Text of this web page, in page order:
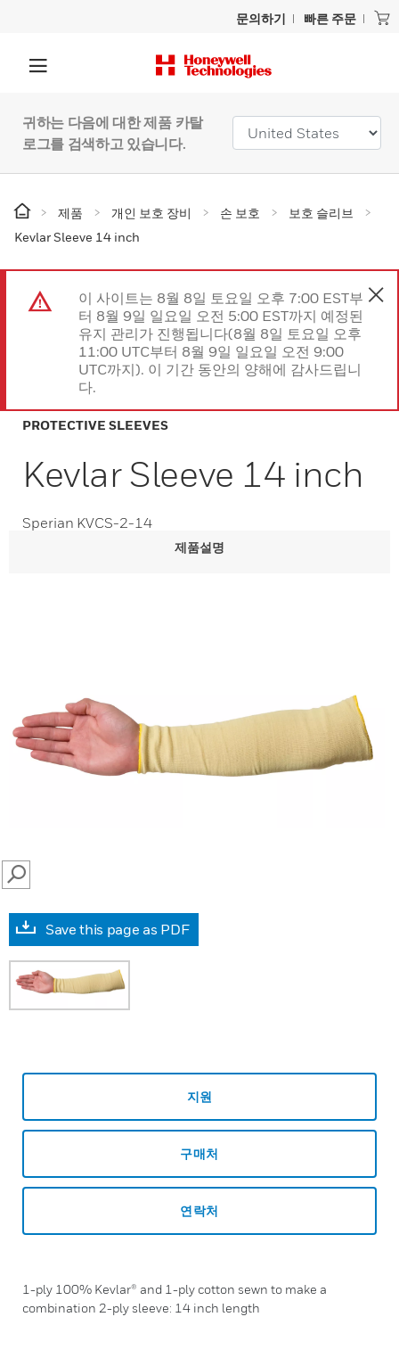
문의하기 빠른 주문
귀하는 다음에 대한 제품 카탈
로그를 검색하고 있습니다.
제품 개인 보호 장비 손 보호
보호 슬리브
Kevlar Sleeve 14 inch
이 사이트는 8월 8일 토요일 오후 7:00 EST부
터 8월 9일 일요일 오전 5:00 EST까지 예정된
유지 관리가 진행됩니다(8월 8일 토요일 오후
11:00 UTC부터 8월 9일 일요일 오전 9:00
UTC까지). 이 기간 동안의 양해에 감사드립니
다.
PROTECTIVE SLEEVES
Kevlar Sleeve 14 inch
Sperian KVCS-2-14
제품설명
SEARCH
Save this page as PDF
지원
구매처
연락처
1-ply 100% Kevlar® and 1-ply cotton sewn to make a
combination 2-ply sleeve: 14 inch length